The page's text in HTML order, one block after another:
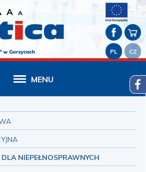
PL CZ
A A
MENU
NIEPEŁNOSPRAWNYCH